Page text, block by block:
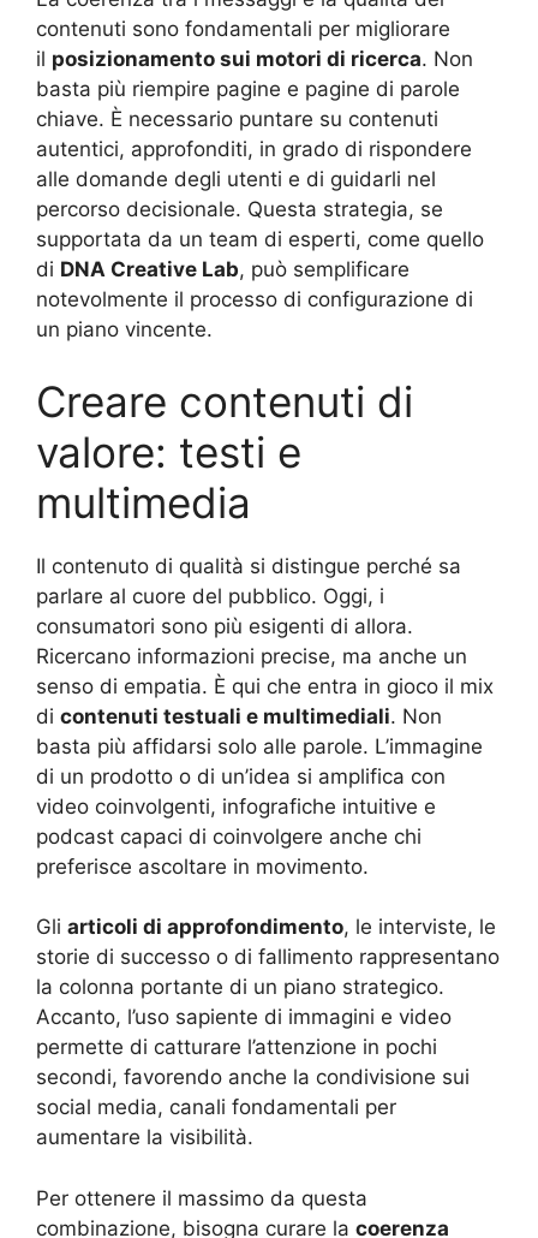
contenuti sono fondamentali per migliorare
il posizionamento sui motori di ricerca. Non
basta più riempire pagine e pagine di parole
chiave. È necessario puntare su contenuti
autentici, approfonditi, in grado di rispondere
alle domande degli utenti e di guidarli nel
percorso decisionale. Questa strategia, se
supportata da un team di esperti, come quello
di DNA Creative Lab, può semplificare
notevolmente il processo di configurazione di
un piano vincente.
Creare contenuti di
valore: testi e
multimedia
Il contenuto di qualità si distingue perché sa
parlare al cuore del pubblico. Oggi, i
consumatori sono più esigenti di allora.
Ricercano informazioni precise, ma anche un
senso di empatia. È qui che entra in gioco il mix
di contenuti testuali e multimediali. Non
basta più affidarsi solo alle parole. L’immagine
di un prodotto o di un’idea si amplifica con
video coinvolgenti, infografiche intuitive e
podcast capaci di coinvolgere anche chi
preferisce ascoltare in movimento.
Gli articoli di approfondimento, le interviste, le
storie di successo o di fallimento rappresentano
la colonna portante di un piano strategico.
Accanto, l’uso sapiente di immagini e video
permette di catturare l’attenzione in pochi
secondi, favorendo anche la condivisione sui
social media, canali fondamentali per
aumentare la visibilità.
Per ottenere il massimo da questa
combinazione, bisogna curare la coerenza